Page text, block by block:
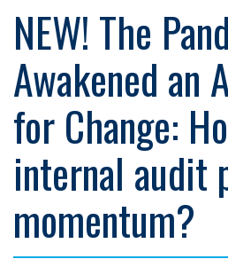
NEW! The
Awakened an
for Change:
internal audit
momentum?